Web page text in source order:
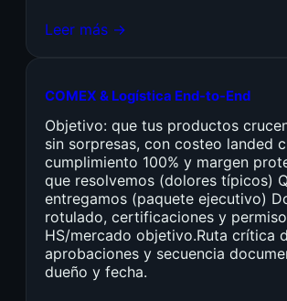
Leer más →
COMEX & Logística End-to-End
Objetivo: que tus productos
sin sorpresas, con costeo landed
cumplimiento 100% y margen
que resolvemos (dolores típicos)
entregamos (paquete ejecutivo)
rotulado, certificaciones y
HS/mercado objetivo.Ruta crítica
aprobaciones y secuencia
dueño y fecha.